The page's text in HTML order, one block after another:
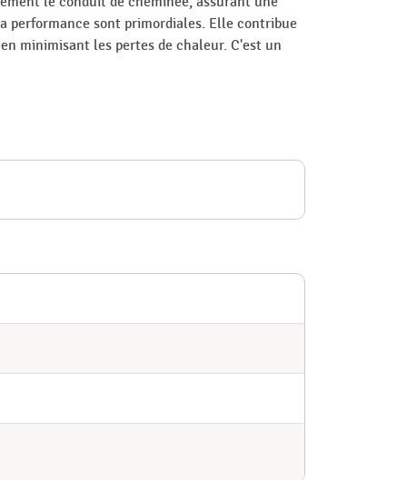
performance sont primordiales. Elle contribue
minimisant les pertes de chaleur. C'est un